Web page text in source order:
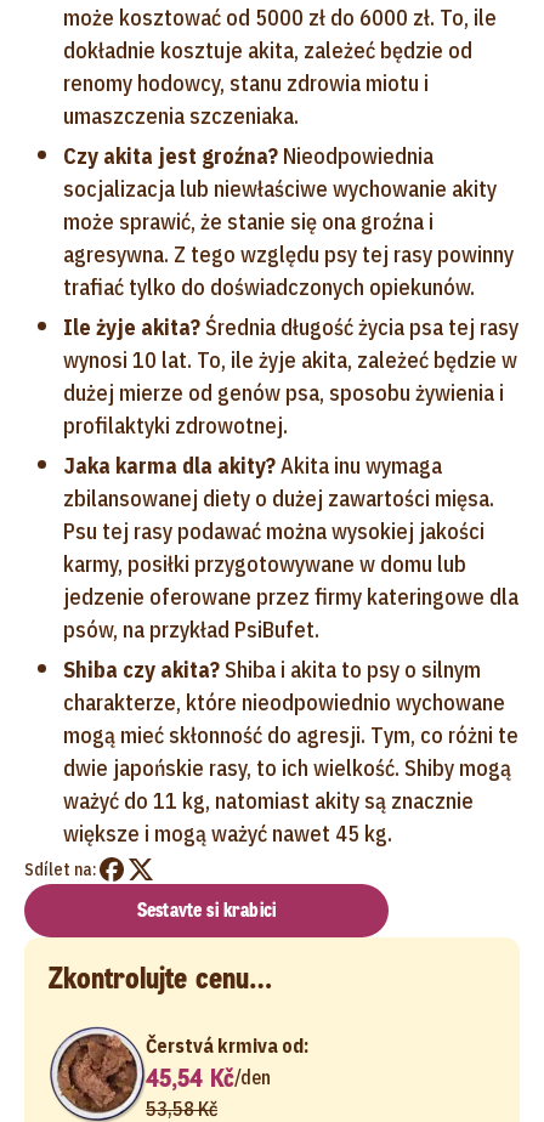
może kosztować od 5000 zł do 6000 zł. To, ile
dokładnie kosztuje akita, zależeć będzie od
renomy hodowcy, stanu zdrowia miotu i
umaszczenia szczeniaka.
Czy akita jest groźna? Nieodpowiednia
socjalizacja lub niewłaściwe wychowanie akity
może sprawić, że stanie się ona groźna i
agresywna. Z tego względu psy tej rasy powinny
trafiać tylko do doświadczonych opiekunów.
Ile żyje akita?Średnia długość życia psa tej rasy
wynosi 10 lat. To, ile żyje akita, zależeć będzie w
dużej mierze od genów psa, sposobu żywienia i
profilaktyki zdrowotnej.
Jaka karma dla akity?Akita inu wymaga
zbilansowanej diety o dużej zawartości mięsa.
Psu tej rasy podawać można wysokiej jakości
karmy, posiłki przygotowywane w domu lub
jedzenie oferowane przez firmy kateringowe dla
psów, na przykład PsiBufet.
Shiba czy akita? Shiba i akita to psy o silnym
charakterze, które nieodpowiednio wychowane
mogą mieć skłonność do agresji. Tym, co różni te
dwie japońskie rasy, to ich wielkość. Shiby mogą
ważyć do 11 kg, natomiast akity są znacznie
większe i mogą ważyć nawet 45 kg.
Sdílet na:
Sestavte si krabici
Zkontrolujte cenu…
Čerstvá krmiva od:
45,54 Kč/den
53,58 Kč